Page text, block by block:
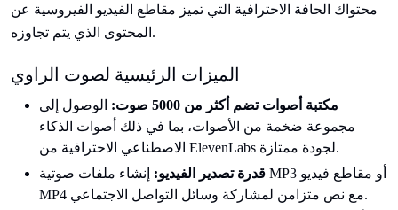
محتواك الحافة الاحترافية التي تميز مقاطع الفيديو الفيروسية عن
المحتوى الذي يتم تجاوزه.
الميزات الرئيسية لصوت الراوي
مكتبة أصوات تضم أكثر من 5000 صوت:
الوصول إلى
مجموعة ضخمة من الأصوات، بما في ذلك أصوات الذكاء
الاصطناعي الاحترافية من ElevenLabs لجودة ممتازة.
قدرة تصدير الفيديو: إنشاء ملفات صوتية MP3 أو مقاطع فيديو
MP4 مع نص متزامن لمشاركة وسائل التواصل الاجتماعي.